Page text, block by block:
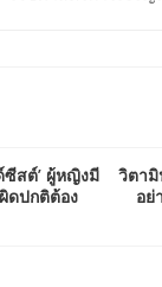
ซีสต์’ ผู้หญิงมี
ดปกติต้อง
วิตา
อย่